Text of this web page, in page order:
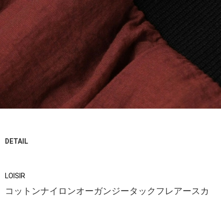
DETAIL
LOISIR
コットンナイロンオーガンジータックフレアースカ